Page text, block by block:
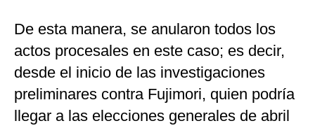
De esta manera, se anularon todos los
actos procesales en este caso; es decir,
desde el inicio de las investigaciones
preliminares contra Fujimori, quien podría
llegar a las elecciones generales de abril